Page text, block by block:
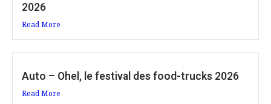
2026
Read More
Auto – Ohel, le festival des food-trucks 2026
Read More